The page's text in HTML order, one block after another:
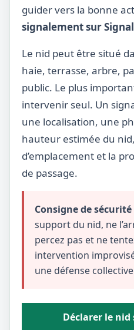
guider vers la bonne
signalement sur
Le nid peut être situé
haie, terrasse, arbre,
public. Le plus
intervenir seul. Un
une localisation, une
hauteur estimée du
d’emplacement et la
de passage.
Consigne de sécurité
support du nid, ne
percez pas et ne
intervention
une défense
Déclarer le